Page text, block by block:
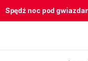
Spędź noc pod